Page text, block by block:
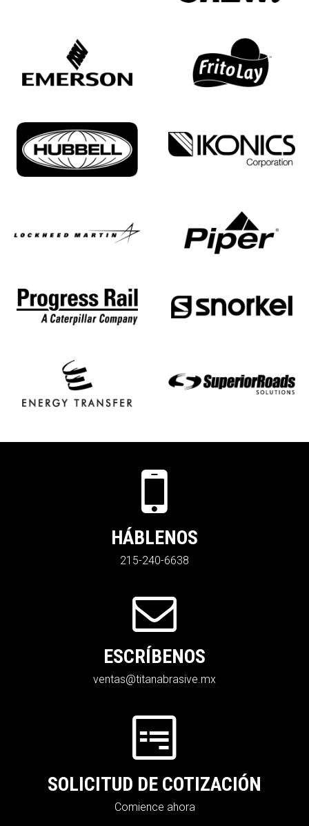
HÁBLENOS
215-240-6638
ESCRÍBENOS
ventas@titanabrasive.mx
SOLICITUD DE COTIZACIÓN
Comience ahora